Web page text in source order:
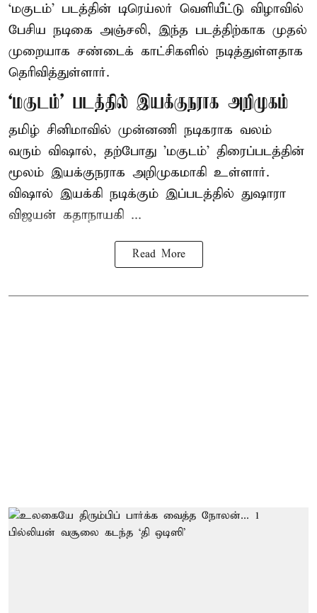
‘மகுடம்’ படத்தின் டிரெய்லர் வெளியீட்டு விழாவில்
பேசிய நடிகை அஞ்சலி, இந்த படத்திற்காக முதல்
முறையாக சண்டைக் காட்சிகளில் நடித்துள்ளதாக
தெரிவித்துள்ளார்.
‘மகுடம்’ படத்தில் இயக்குநராக அறிமுகம்
தமிழ் சினிமாவில் முன்னணி நடிகராக வலம்
வரும் விஷால், தற்போது 'மகுடம்' திரைப்படத்தின்
மூலம் இயக்குநராக அறிமுகமாகி உள்ளார்.
விஷால் இயக்கி நடிக்கும் இப்படத்தில் துஷாரா
விஜயன் கதாநாயகி ...
Read More